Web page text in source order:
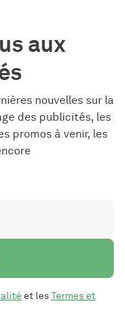
aux
nouvelles sur la
des publicités, les
promos à venir, les
et lesTermes et